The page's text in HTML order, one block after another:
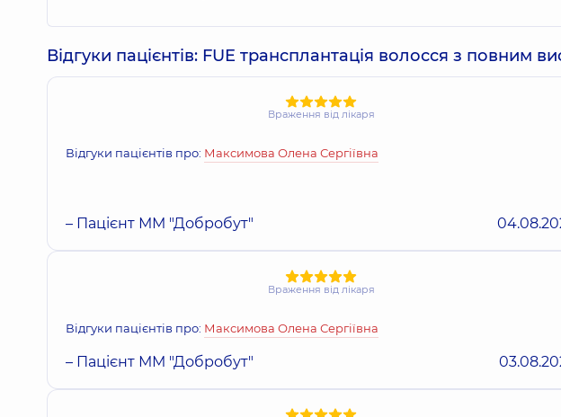
Відгуки пацієнтів: FUE трансплантація волосся з повним
Враження від лікаря
Відгуки пацієнтів про: Максимова Олена Сергіївна
– Пацієнт ММ "Добробут"
Враження від лікаря
Відгуки пацієнтів про: Максимова Олена Сергіївна
– Пацієнт ММ "Добробут"